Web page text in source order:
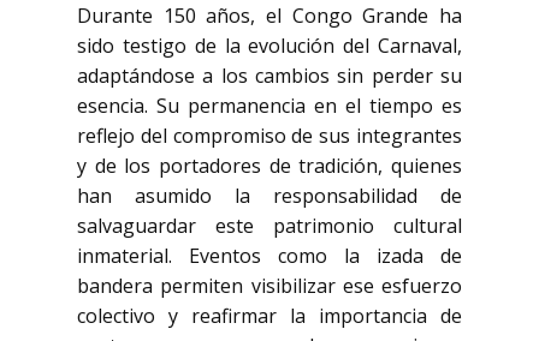
Durante 150 años, el Congo Grande ha
sido testigo de la evolución del Carnaval,
adaptándose a los cambios sin perder su
esencia. Su permanencia en el tiempo es
reflejo del compromiso de sus integrantes
y de los portadores de tradición, quienes
han asumido la responsabilidad de
salvaguardar este patrimonio cultural
inmaterial. Eventos como la izada de
bandera permiten visibilizar ese esfuerzo
colectivo y reafirmar la importancia de